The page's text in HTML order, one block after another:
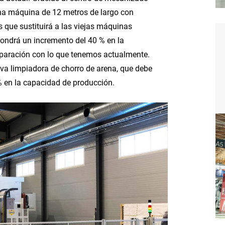
máquina de 12 metros de largo con
que sustituirá a las viejas máquinas
un incremento del 40 % en la
con lo que tenemos actualmente.
limpiadora de chorro de arena, que debe
en la capacidad de producción.